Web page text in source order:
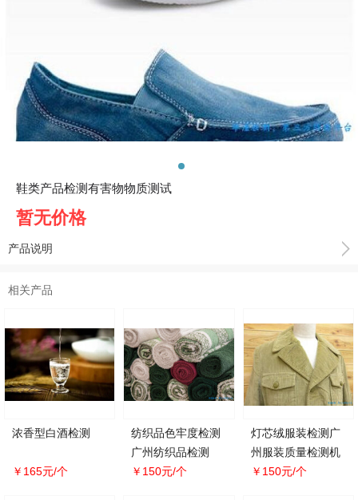
鞋类产品检测有害物物质测试
暂无价格
产品说明
相关产品
浓香型白酒检测
￥165元/个
纺织品色牢度检测
广州纺织品检测
￥150元/个
灯芯绒服装检测广
州服装质量检测机
构
￥150元/个